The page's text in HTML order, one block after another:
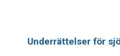
Underrättelser för